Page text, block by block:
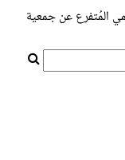
المُتفرع عن جمعية